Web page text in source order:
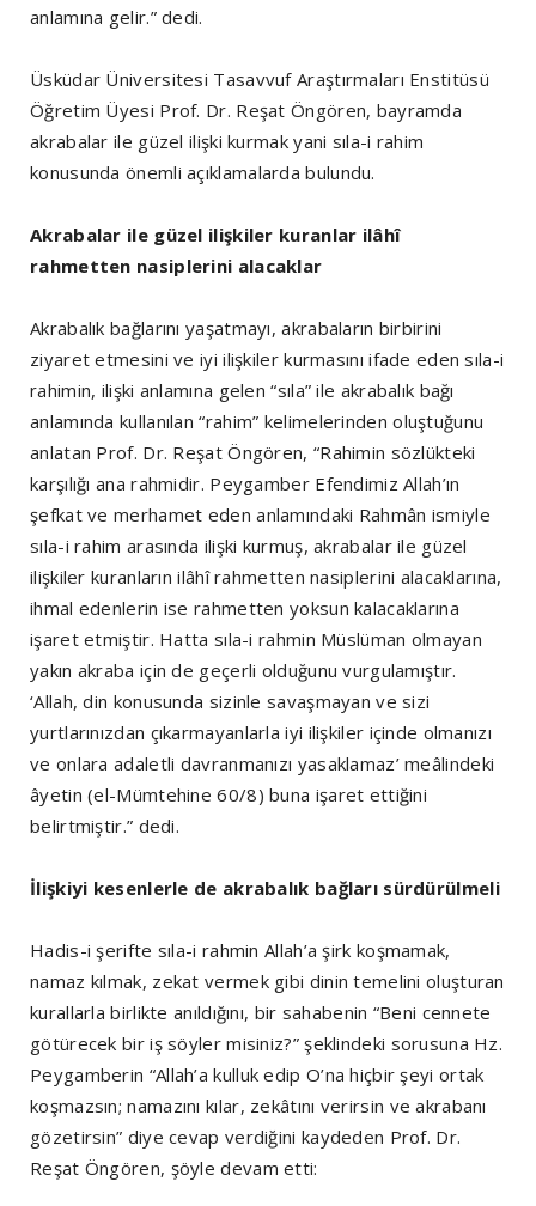
anlamına gelir.” dedi.
Üsküdar Üniversitesi Tasavvuf Araştırmaları Enstitüsü
Öğretim Üyesi Prof. Dr. Reşat Öngören, bayramda
akrabalar ile güzel ilişki kurmak yani sıla-i rahim
konusunda önemli açıklamalarda bulundu.
Akrabalar ile güzel ilişkiler kuranlar ilâhî
rahmetten nasiplerini alacaklar
Akrabalık bağlarını yaşatmayı, akrabaların birbirini
ziyaret etmesini ve iyi ilişkiler kurmasını ifade eden sıla-i
rahimin, ilişki anlamına gelen “sıla” ile akrabalık bağı
anlamında kullanılan “rahim” kelimelerinden oluştuğunu
anlatan Prof. Dr. Reşat Öngören, “Rahimin sözlükteki
karşılığı ana rahmidir. Peygamber Efendimiz Allah’ın
şefkat ve merhamet eden anlamındaki Rahmân ismiyle
sıla-i rahim arasında ilişki kurmuş, akrabalar ile güzel
ilişkiler kuranların ilâhî rahmetten nasiplerini alacaklarına,
ihmal edenlerin ise rahmetten yoksun kalacaklarına
işaret etmiştir. Hatta sıla-i rahmin Müslüman olmayan
yakın akraba için de geçerli olduğunu vurgulamıştır.
‘Allah, din konusunda sizinle savaşmayan ve sizi
yurtlarınızdan çıkarmayanlarla iyi ilişkiler içinde olmanızı
ve onlara adaletli davranmanızı yasaklamaz’ meâlindeki
âyetin (el-Mümtehine 60/8) buna işaret ettiğini
belirtmiştir.” dedi.
İlişkiyi kesenlerle de akrabalık bağları sürdürülmeli
Hadis-i şerifte sıla-i rahmin Allah’a şirk koşmamak,
namaz kılmak, zekat vermek gibi dinin temelini oluşturan
kurallarla birlikte anıldığını, bir sahabenin “Beni cennete
götürecek bir iş söyler misiniz?” şeklindeki sorusuna Hz.
Peygamberin “Allah’a kulluk edip O’na hiçbir şeyi ortak
koşmazsın; namazını kılar, zekâtını verirsin ve akrabanı
gözetirsin” diye cevap verdiğini kaydeden Prof. Dr.
Reşat Öngören, şöyle devam etti: